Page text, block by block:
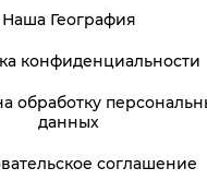
Наша География
конфиденциальности
обработку
данных
соглашение